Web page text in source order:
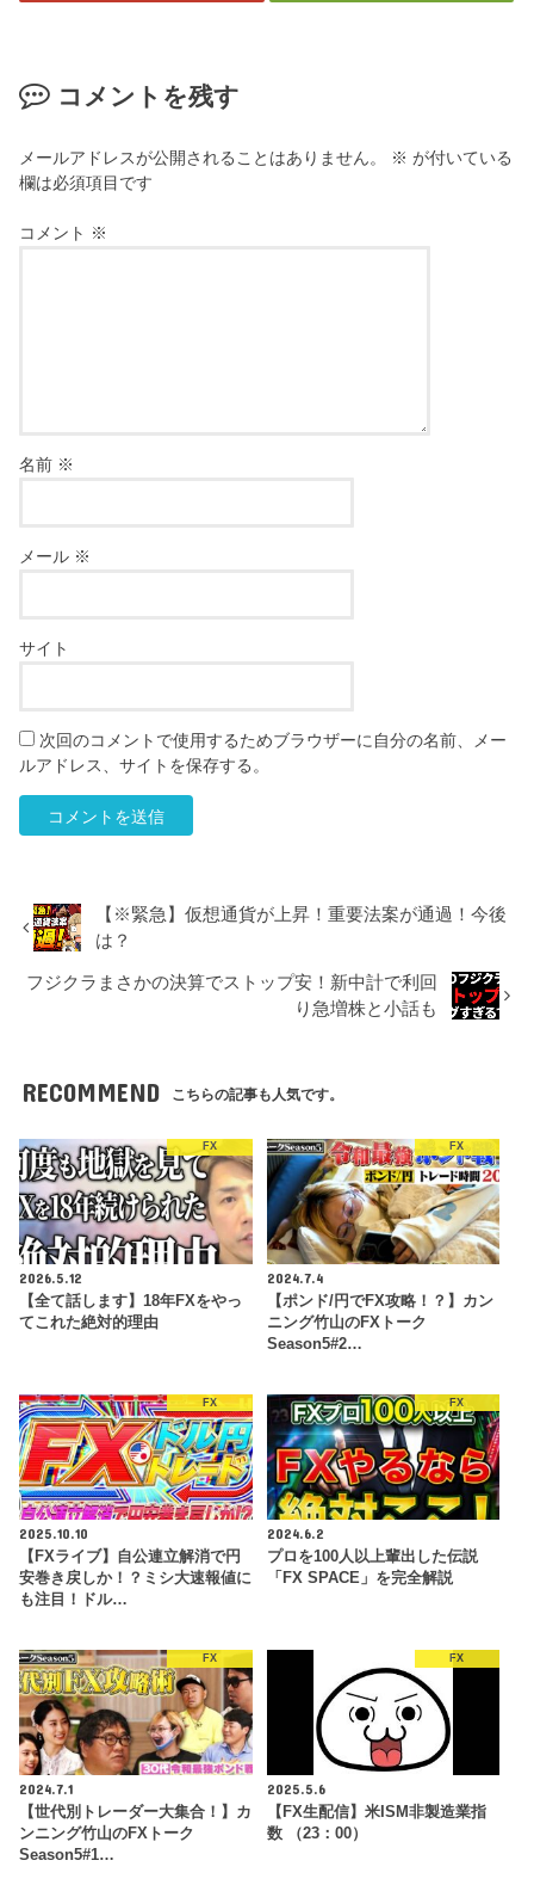
コメントを残す
メールアドレスが公開されることはありません。 ※ が付いている
欄は必須項目です
コメント ※
名前 ※
メール ※
サイト
次回のコメントで使用するためブラウザーに自分の名前、メー
ルアドレス、サイトを保存する。
【※緊急】仮想通貨が上昇！重要法案が通過！今後
は？
フジクラまさかの決算でストップ安！新中計で利回
り急増株と小話も
RECOMMEND こちらの記事も人気です。
FX
2026.5.12
【全て話します】18年FXをやっ
てこれた絶対的理由
FX
2024.7.4
【ポンド/円でFX攻略！？】カン
ニング竹山のFXトーク
Season5#2…
FX
2025.10.10
【FXライブ】自公連立解消で円
安巻き戻しか！？ミシ大速報値に
も注目！ドル…
FX
2024.6.2
プロを100人以上輩出した伝説
「FX SPACE」を完全解説
FX
2024.7.1
【世代別トレーダー大集合！】カ
ンニング竹山のFXトーク
Season5#1…
FX
2025.5.6
【FX生配信】米ISM非製造業指
数 （23：00）